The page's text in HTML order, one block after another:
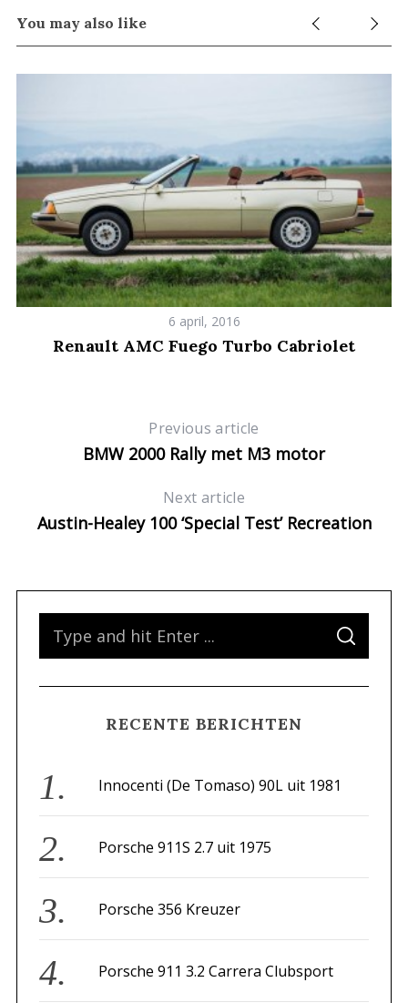
You may also like
6 april, 2016
Renault AMC Fuego Turbo Cabriolet
Previous article
BMW 2000 Rally met M3 motor
Next article
Austin-Healey 100 ‘Special Test’ Recreation
f
o
:
S
A
C
RECENTE BERICHTEN
Innocenti (De Tomaso) 90L uit 1981
Porsche 911S 2.7 uit 1975
Porsche 356 Kreuzer
Porsche 911 3.2 Carrera Clubsport